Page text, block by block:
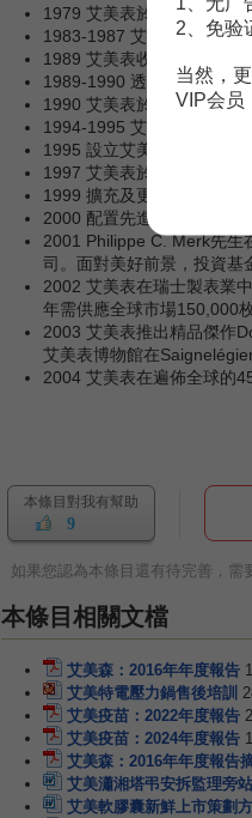
1979 艾美表於德國設立銷
1983-1987 艾美表的經銷網
1989 艾美表收購位於
1989-1990 透過Desco在日
1990 艾美表於沙烏地阿拉
1994-1995 艾美表投資數百
1995 設立艾美表美國分支
1997 艾美表於全球重新定位
1999 擴充及更新位於
2000 配置先進科技的全新
2001 Philippe C. Merk先生
司。面對美好前景，投資基
2002 艾美表在瑞士製表業
年需供應全球市場150,000
2003 艾美表推出精品傑作
艾美表博物館在
2004 艾美表在遍佈全球的
本條目對我有幫助
9
如果您認為本條目還有待完善，需
本條目相關文檔
艾美森：2016年年度報告
艾美特電壓力鍋售後培訓
艾美疫苗：2022年度報告
艾美疫苗：2024年度報告
艾美森：2016年年度報告
艾美瀟湘塔弔安拆監理旁
艾美軟膠囊新鮮上市策劃
2、免验
当然，
VIP会员